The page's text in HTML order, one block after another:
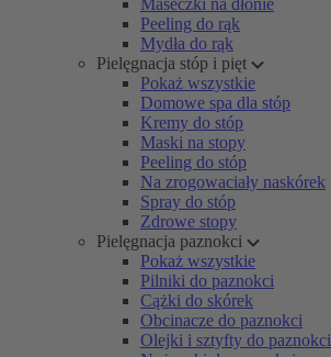
Maseczki na dłonie
Peeling do rąk
Mydła do rąk
Pielęgnacja stóp i pięt
Pokaż wszystkie
Domowe spa dla stóp
Kremy do stóp
Maski na stopy
Peeling do stóp
Na zrogowaciały naskórek
Spray do stóp
Zdrowe stopy
Pielęgnacja paznokci
Pokaż wszystkie
Pilniki do paznokci
Cążki do skórek
Obcinacze do paznokci
Olejki i sztyfty do paznokci